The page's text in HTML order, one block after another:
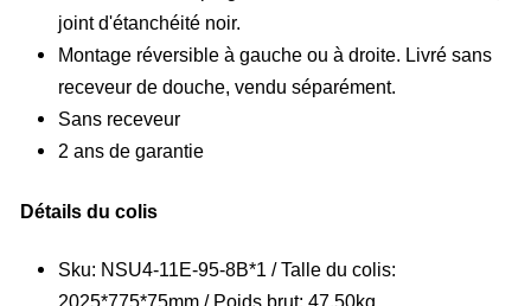
joint d'étanchéité noir.
Montage réversible à gauche ou à droite. Livré sans
receveur de douche, vendu séparément.
Sans receveur
2 ans de garantie
Détails du colis
Sku: NSU4-11E-95-8B*1 / Talle du colis:
2025*775*75mm / Poids brut: 47.50kg